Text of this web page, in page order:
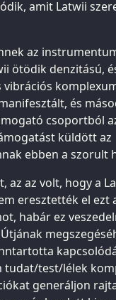
amit Latwii
az
ötödik denzitású,
vibrációs
és
csoportból
küldött az
ebben a szorult
az az volt, hogy a
eresztették el ezt
habár ez
test/lélek
generáljon